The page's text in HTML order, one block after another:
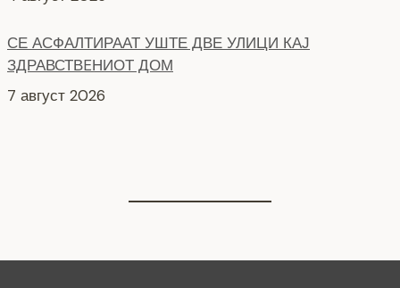
СЕ АСФАЛТИРААТ УШТЕ ДВЕ УЛИЦИ КАЈ
ЗДРАВСТВEНИОТ ДОМ
7 август 2026
НОВ ПАРКИНГ ПРОСТОР ВО ЦЕНТАРОТ НА ГРАДОТ